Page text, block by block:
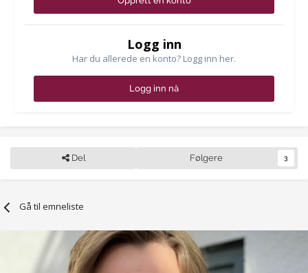
Logg inn
Har du allerede en konto? Logg inn her.
Logg inn nå
Del Følgere 3
Gå til emneliste